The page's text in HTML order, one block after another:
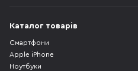
Каталог товарів
Смартфони
Apple iPhone
Ноутбуки